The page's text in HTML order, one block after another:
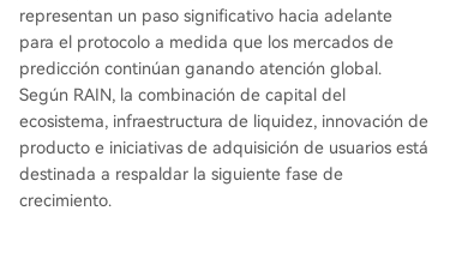
representan un paso significativo hacia adelante
para el protocolo a medida que los mercados de
predicción continúan ganando atención global.
Según RAIN, la combinación de capital del
ecosistema, infraestructura de liquidez, innovación de
producto e iniciativas de adquisición de usuarios está
destinada a respaldar la siguiente fase de
crecimiento.